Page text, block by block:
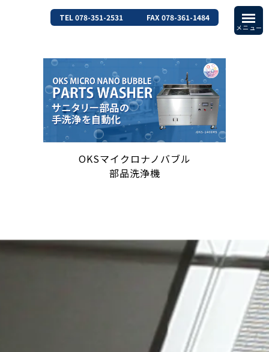
TEL 078-351-2531 FAX 078-361-1484
OKSマイクロナノバブル
部品洗浄機